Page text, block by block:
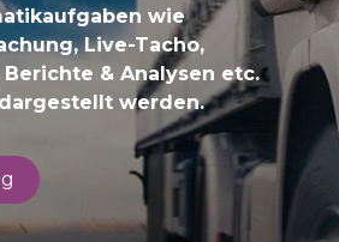
wie
Live-Tacho,
& Analysen etc.
werden.